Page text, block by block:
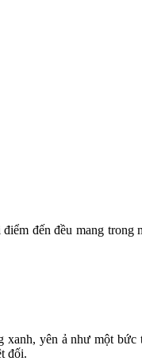
đến đều mang trong
xanh, yên ả như một
đối.